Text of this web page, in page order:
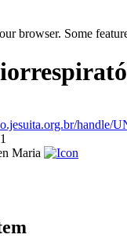
browser. Some
handle/
Maria